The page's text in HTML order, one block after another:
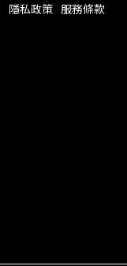
隱私政策 服務條款